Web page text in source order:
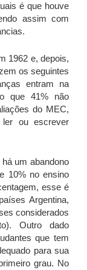
é que houve
assim com
1962 e, depois,
os seguintes
entram na
que 41% não
do MEC,
ler ou escrever
um abandono
10% no ensino
esse é
Argentina,
considerados
Outro dado
que tem
para sua
grau. No